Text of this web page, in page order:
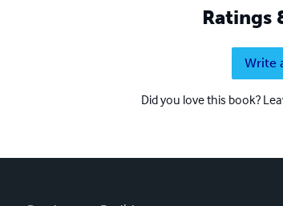
Ratings
Write
Did you love this book?